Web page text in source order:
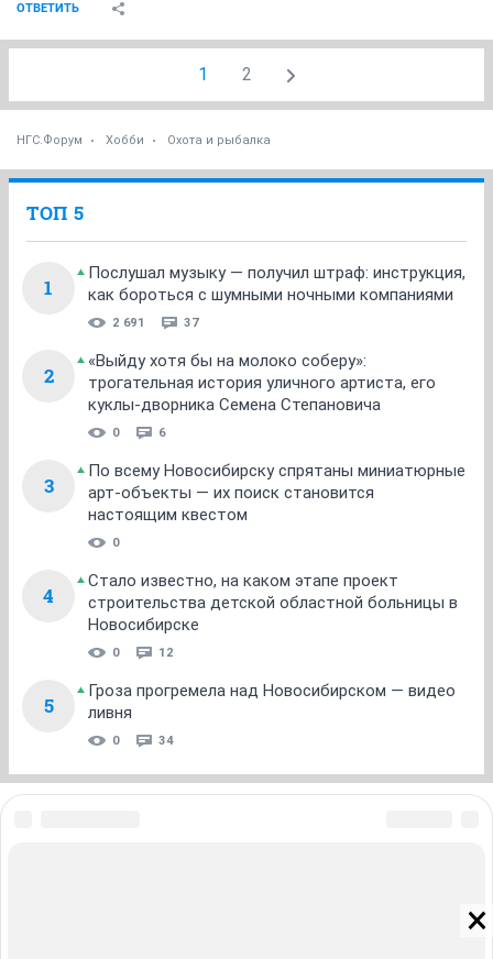
ОТВЕТИТЬ
1 2
НГС.Форум Хобби Охота и рыбалка
ТОП 5
1
Послушал музыку — получил штраф: инструкция,
как бороться с шумными ночными компаниями
2 691 37
2
«Выйду хотя бы на молоко соберу»:
трогательная история уличного артиста, его
куклы-дворника Семена Степановича
0 6
3
По всему Новосибирску спрятаны миниатюрные
арт-объекты — их поиск становится
настоящим квестом
0
4
Стало известно, на каком этапе проект
строительства детской областной больницы в
Новосибирске
0 12
5
Гроза прогремела над Новосибирском — видео
ливня
0 34